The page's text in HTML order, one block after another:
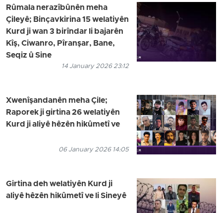
Rûmala nerazîbûnên meha
Çileyê; Binçavkirina 15 welatiyên
Kurd ji wan 3 birîndar li bajarên
Kîş, Ciwanro, Pîranşar, Bane,
Seqiz û Sine
14 January 2026 23:12
Xwenîşandanên meha Çile;
Raporek ji girtina 26 welatiyên
Kurd ji aliyê hêzên hikûmetî ve
06 January 2026 14:05
Girtina deh welatiyên Kurd ji
aliyê hêzên hikûmetî ve li Sineyê